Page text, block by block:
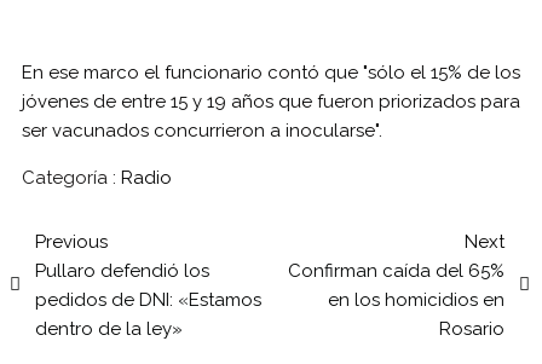
En ese marco el funcionario contó que "sólo el 15% de los
jóvenes de entre 15 y 19 años que fueron priorizados para
ser vacunados concurrieron a inocularse".
Categoría : Radio
Previous
Pullaro defendió los
pedidos de DNI: «Estamos
dentro de la ley»
Next
Confirman caída del 65%
en los homicidios en
Rosario